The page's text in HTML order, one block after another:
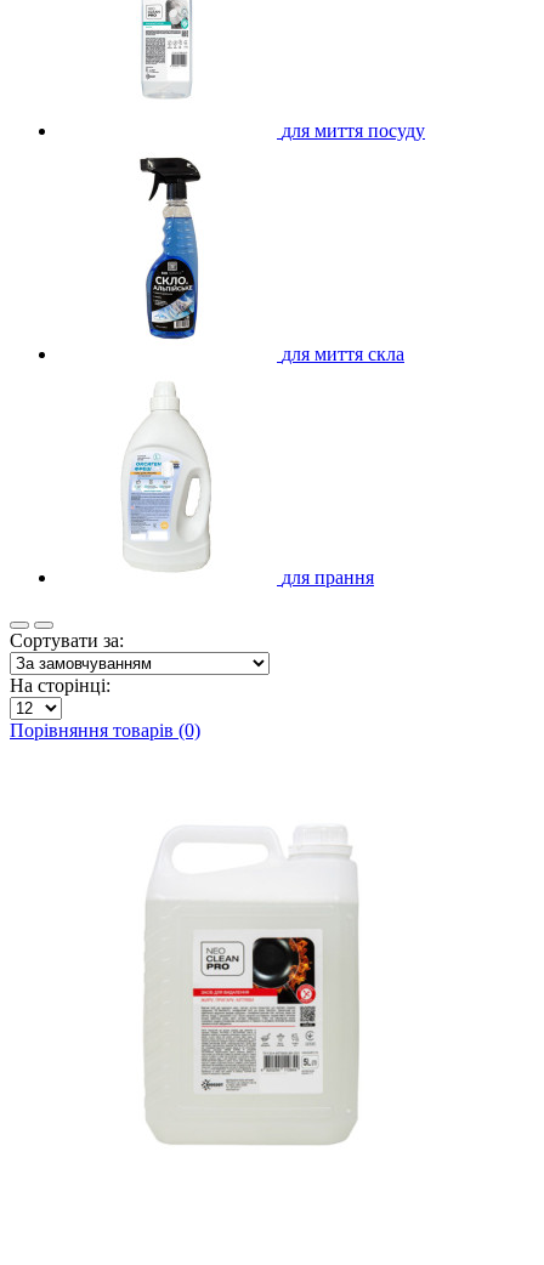
для миття посуду
для миття скла
для прання
Сортувати за:
На сторінці:
Порівняння товарів (0)